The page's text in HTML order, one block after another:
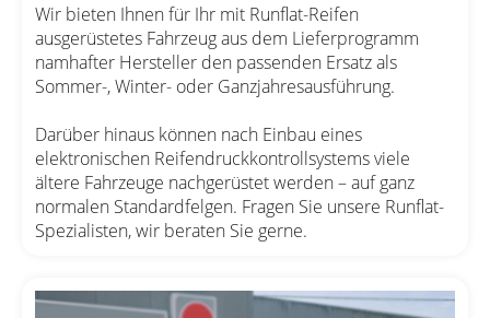
Wir bieten Ihnen für Ihr mit Runflat-Reifen
ausgerüstetes Fahrzeug aus dem Lieferprogramm
namhafter Hersteller den passenden Ersatz als
Sommer-, Winter- oder Ganzjahresausführung.
Darüber hinaus können nach Einbau eines
elektronischen Reifendruckkontrollsystems viele
ältere Fahrzeuge nachgerüstet werden – auf ganz
normalen Standardfelgen. Fragen Sie unsere Runflat-
Spezialisten, wir beraten Sie gerne.